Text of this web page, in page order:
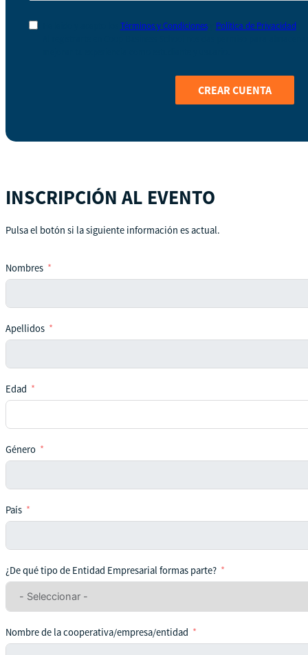
Términos y Condicionesy Política de Privacidad
CREAR CUENTA
INSCRIPCIÓN AL EVENTO
Pulsa el botón si la siguiente información es actual.
Nombres
Apellidos
Edad
Género
País
¿De qué tipo de Entidad Empresarial formas parte?
Nombre de la cooperativa/empresa/entidad